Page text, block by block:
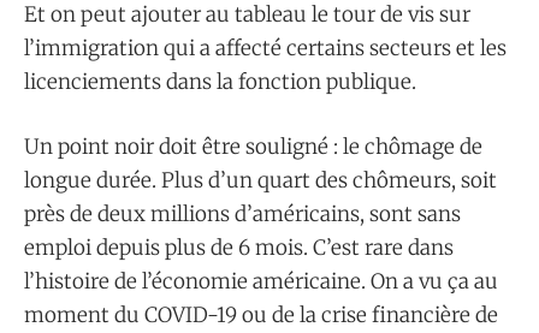
Et on peut ajouter au tableau le tour de vis sur
l’immigration qui a affecté certains secteurs et les
licenciements dans la fonction publique.
Un point noir doit être souligné : le chômage de
longue durée. Plus d’un quart des chômeurs, soit
près de deux millions d’américains, sont sans
emploi depuis plus de 6 mois. C’est rare dans
l’histoire de l’économie américaine. On a vu ça au
moment du COVID-19 ou de la crise financière de